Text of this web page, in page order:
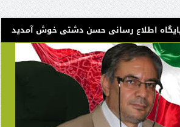
اطلاع رسانی حسن دشتی خوش آمدید